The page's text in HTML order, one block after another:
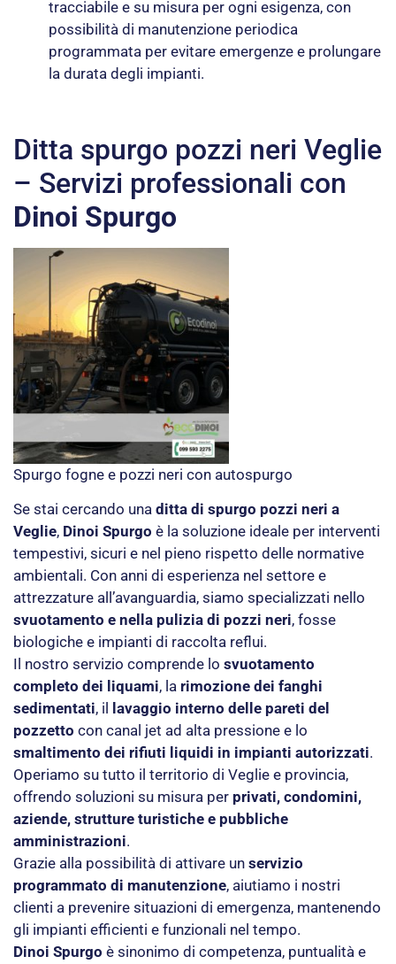
tracciabile e su misura per ogni esigenza, con
possibilità di manutenzione periodica
programmata per evitare emergenze e prolungare
la durata degli impianti.
Ditta spurgo pozzi neri Veglie
– Servizi professionali con
Dinoi Spurgo
Spurgo fogne e pozzi neri con autospurgo
Se stai cercando una ditta di spurgo pozzi neri a
Veglie, Dinoi Spurgo è la soluzione ideale per interventi
tempestivi, sicuri e nel pieno rispetto delle normative
ambientali. Con anni di esperienza nel settore e
attrezzature all’avanguardia, siamo specializzati nello
svuotamento e nella pulizia di pozzi neri, fosse
biologiche e impianti di raccolta reflui.
Il nostro servizio comprende lo svuotamento
completo dei liquami, la rimozione dei fanghi
sedimentati, il
lavaggio interno delle pareti del
pozzetto con canal jet ad alta pressione e lo
smaltimento dei rifiuti liquidi in impianti autorizzati.
Operiamo su tutto il territorio di Veglie e provincia,
offrendo soluzioni su misura per privati, condomini,
aziende, strutture turistiche e pubbliche
amministrazioni.
Grazie alla possibilità di attivare un servizio
programmato di manutenzione, aiutiamo i nostri
clienti a prevenire situazioni di emergenza, mantenendo
gli impianti efficienti e funzionali nel tempo.
Dinoi Spurgo è sinonimo di competenza, puntualità e